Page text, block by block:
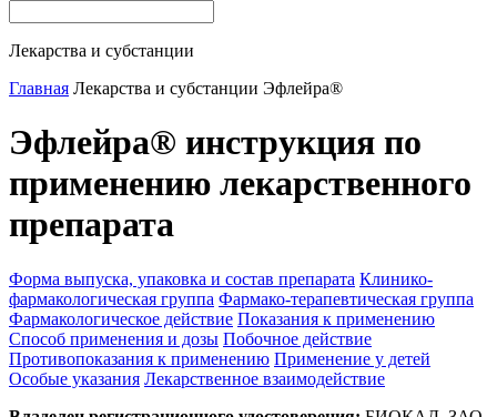
Лекарства и субстанции
Главная Лекарства и субстанции Эфлейра®
Эфлейра® инструкция по
применению лекарственного
препарата
Форма выпуска, упаковка и состав препарата Клинико-
фармакологическая группа Фармако-терапевтическая группа
Фармакологическое действие Показания к применению
Способ применения и дозы Побочное действие
Противопоказания к применению Применение у детей
Особые указания Лекарственное взаимодействие